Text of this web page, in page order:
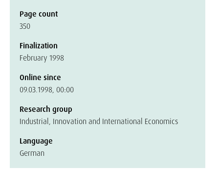
Page count
350
Finalization
February 1998
Online since
09.03.1998, 00:00
Research group
Industrial, Innovation and International Economics
Language
German